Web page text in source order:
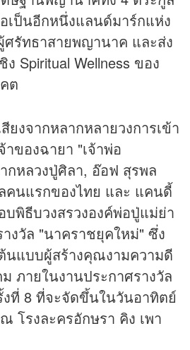
เป็นอีกหนึ่งแลนด์มาร์กแห่ง
รัทธาสายพญานาค และส่ง
ง Spiritual Wellness ของ
ต
ยงจากหลากหลายวงการเข้า
าของฉายา "เจ้าพ่อ
หลวงปู่ศิลา, อ๊อฟ สุรพล
คนแรกของไทย และ แคนดี้
พิธีบวงสรวงองค์พ่อปู่แม่ย่า
งวัล "นาคราชยุคใหม่" ซึ่ง
นแบบผู้สร้างคุณงามความดี
ภายในงานประกาศรางวัล
ที่ 8 ที่จะจัดขึ้นในวันอาทิตย์
โรงละครอักษรา คิง เพา